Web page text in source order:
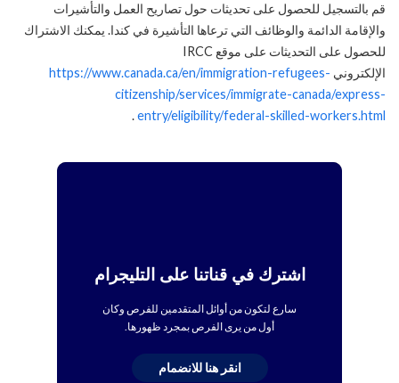
قم بالتسجيل للحصول على تحديثات حول تصاريح العمل والتأشيرات
والإقامة الدائمة والوظائف التي ترعاها التأشيرة في كندا. يمكنك الاشتراك
للحصول على التحديثات على موقع IRCC
الإلكتروني https://www.canada.ca/en/immigration-refugees-
citizenship/services/immigrate-canada/express-
entry/eligibility/federal-skilled-workers.html
.
اشترك في قناتنا على التليجرام
سارع لتكون من أوائل المتقدمين للفرص وكان
أول من يرى الفرص بمجرد ظهورها.
انقر هنا للانضمام